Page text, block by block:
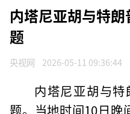
内塔尼亚胡与特
题
央视网 2026-05-11 09:36:44
内塔尼亚胡与
题。当地时间10日晚